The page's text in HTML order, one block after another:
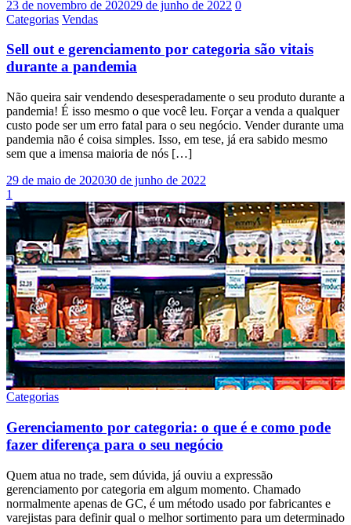
23 de novembro de 202029 de junho de 2022 0
Categorias Vendas
Sell out e gerenciamento por categoria são vitais
durante a pandemia
Não queira sair vendendo desesperadamente o seu produto durante a
pandemia! É isso mesmo o que você leu. Forçar a venda a qualquer
custo pode ser um erro fatal para o seu negócio. Vender durante uma
pandemia não é coisa simples. Isso, em tese, já era sabido mesmo
sem que a imensa maioria de nós […]
29 de maio de 202030 de junho de 2022
1
Categorias
Gerenciamento por categoria: o que é e como pode
fazer diferença para o seu negócio
Quem atua no trade, sem dúvida, já ouviu a expressão
gerenciamento por categoria em algum momento. Chamado
normalmente apenas de GC, é um método usado por fabricantes e
varejistas para definir qual o melhor sortimento para um determinado